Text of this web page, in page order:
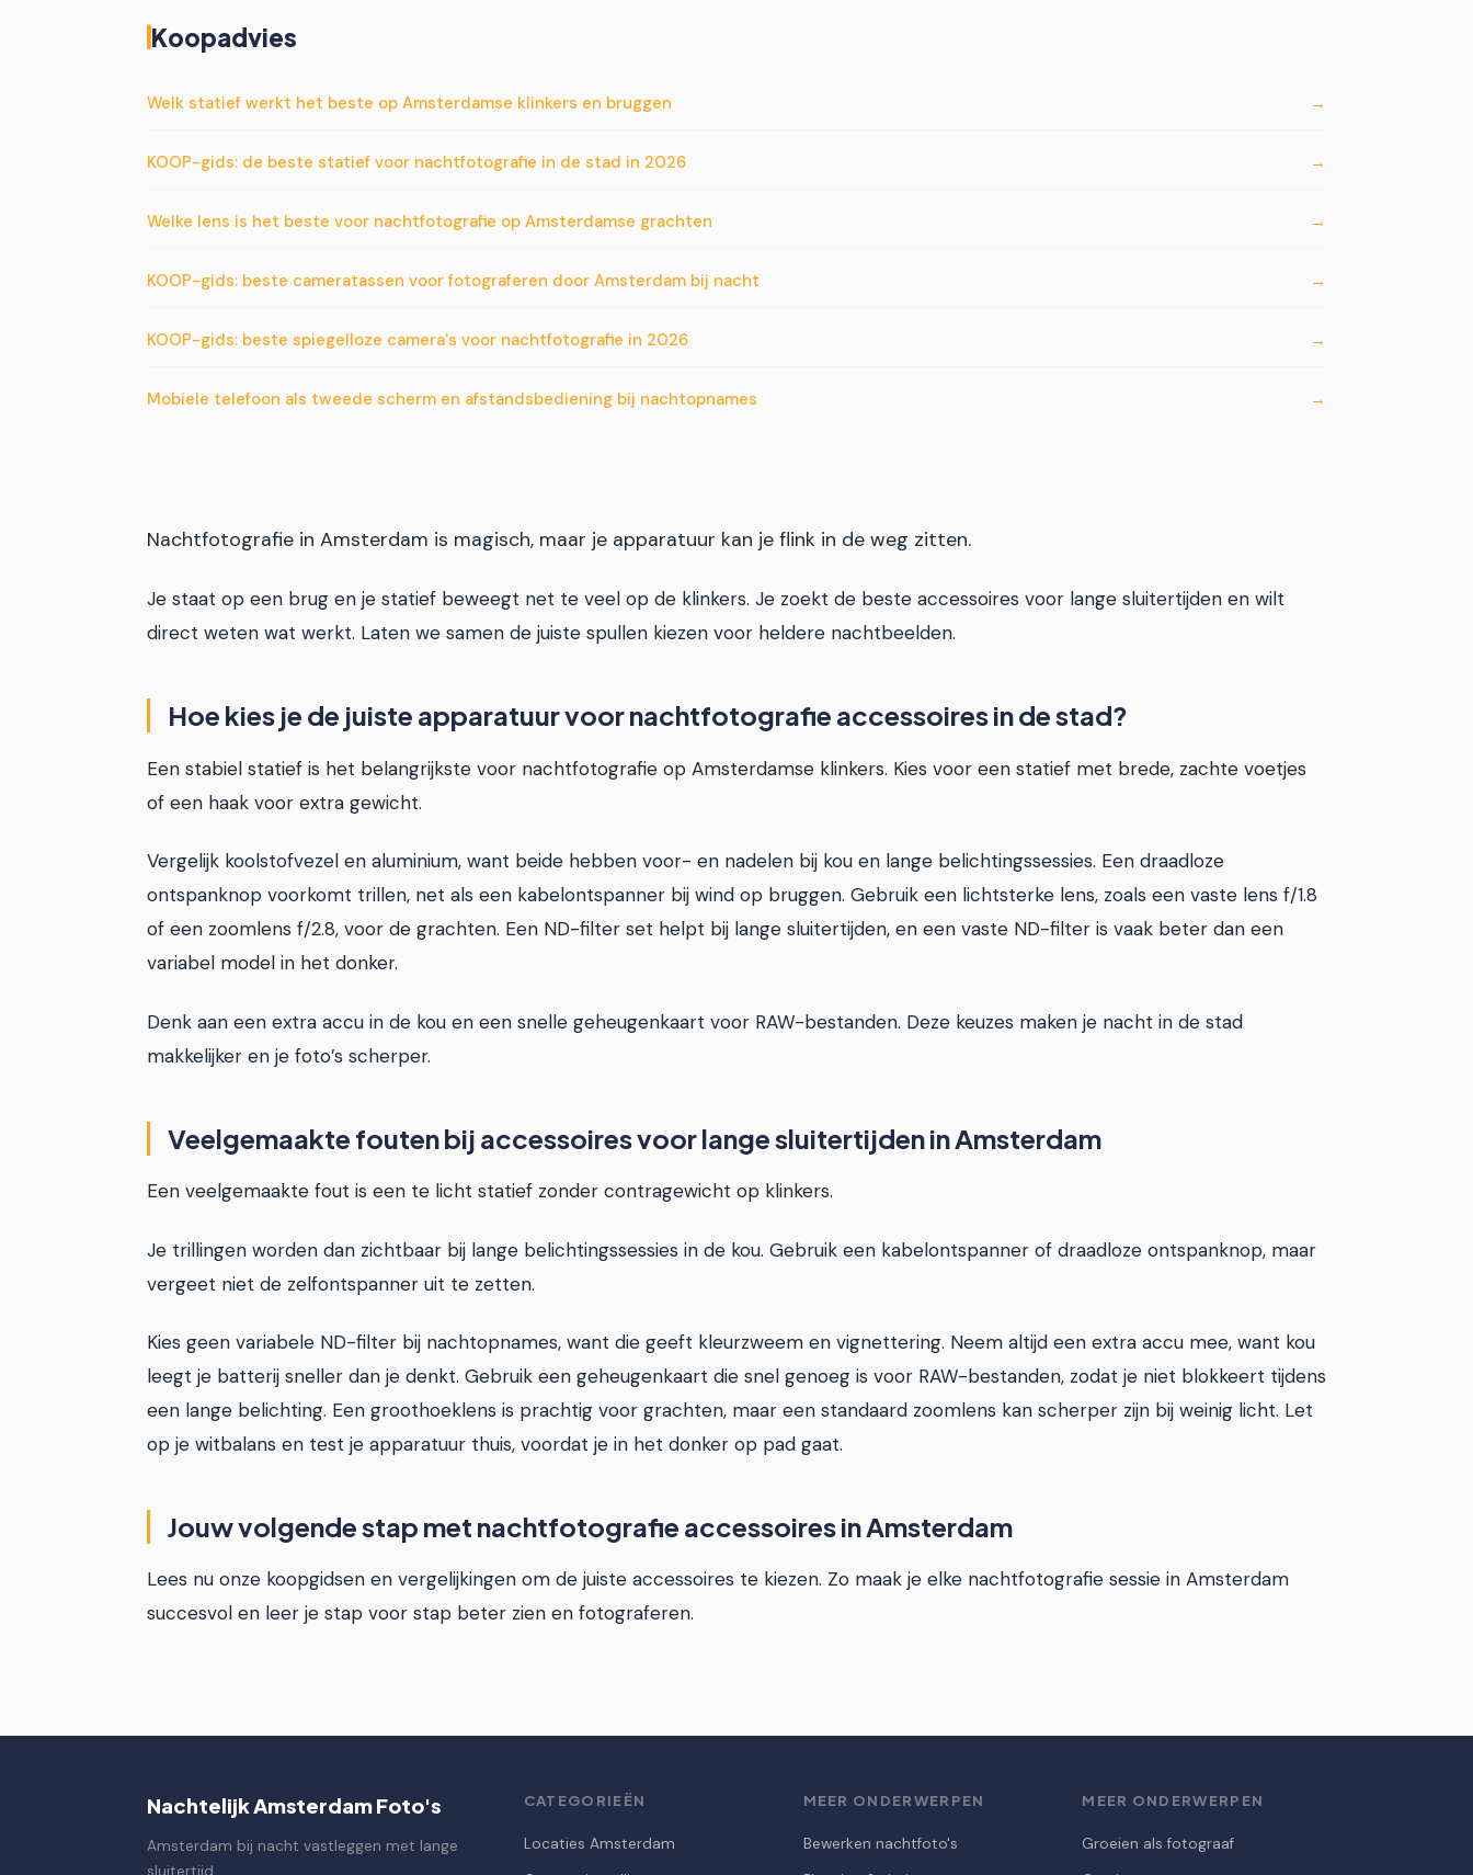
Koopadvies
Welk statief werkt het beste op Amsterdamse klinkers en bruggen
KOOP-gids: de beste statief voor nachtfotografie in de stad in 2026
Welke lens is het beste voor nachtfotografie op Amsterdamse grachten
KOOP-gids: beste cameratassen voor fotograferen door Amsterdam bij nacht
KOOP-gids: beste spiegelloze camera's voor nachtfotografie in 2026
Mobiele telefoon als tweede scherm en afstandsbediening bij nachtopnames
Nachtfotografie in Amsterdam is magisch, maar je apparatuur kan je flink in de weg zitten.
Je staat op een brug en je statief beweegt net te veel op de klinkers. Je zoekt de beste accessoires voor lange sluitertijden en wilt
direct weten wat werkt. Laten we samen de juiste spullen kiezen voor heldere nachtbeelden.
Hoe kies je de juiste apparatuur voor nachtfotografie accessoires in de stad?
Een stabiel statief is het belangrijkste voor nachtfotografie op Amsterdamse klinkers. Kies voor een statief met brede, zachte voetjes
of een haak voor extra gewicht.
Vergelijk koolstofvezel en aluminium, want beide hebben voor- en nadelen bij kou en lange belichtingssessies. Een draadloze
ontspanknop voorkomt trillen, net als een kabelontspanner bij wind op bruggen. Gebruik een lichtsterke lens, zoals een vaste lens f/1.8
of een zoomlens f/2.8, voor de grachten. Een ND-filter set helpt bij lange sluitertijden, en een vaste ND-filter is vaak beter dan een
variabel model in het donker.
Denk aan een extra accu in de kou en een snelle geheugenkaart voor RAW-bestanden. Deze keuzes maken je nacht in de stad
makkelijker en je foto’s scherper.
Veelgemaakte fouten bij accessoires voor lange sluitertijden in Amsterdam
Een veelgemaakte fout is een te licht statief zonder contragewicht op klinkers.
Je trillingen worden dan zichtbaar bij lange belichtingssessies in de kou. Gebruik een kabelontspanner of draadloze ontspanknop, maar
vergeet niet de zelfontspanner uit te zetten.
Kies geen variabele ND-filter bij nachtopnames, want die geeft kleurzweem en vignettering. Neem altijd een extra accu mee, want kou
leegt je batterij sneller dan je denkt. Gebruik een geheugenkaart die snel genoeg is voor RAW-bestanden, zodat je niet blokkeert tijdens
een lange belichting. Een groothoeklens is prachtig voor grachten, maar een standaard zoomlens kan scherper zijn bij weinig licht. Let
op je witbalans en test je apparatuur thuis, voordat je in het donker op pad gaat.
Jouw volgende stap met nachtfotografie accessoires in Amsterdam
Lees nu onze koopgidsen en vergelijkingen om de juiste accessoires te kiezen. Zo maak je elke nachtfotografie sessie in Amsterdam
succesvol en leer je stap voor stap beter zien en fotograferen.
Nachtelijk Amsterdam Foto's
Amsterdam bij nacht vastleggen met lange
sluitertijd
CATEGORIEËN
Locaties Amsterdam
MEER ONDERWERPEN
Bewerken nachtfoto's
MEER ONDERWERPEN
Groeien als fotograaf